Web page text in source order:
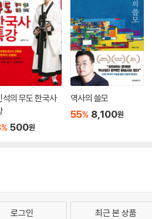
석의 무도 한국사
% 500원
역사의 쓸모
55% 8,100원
로그인 최근 본 상품